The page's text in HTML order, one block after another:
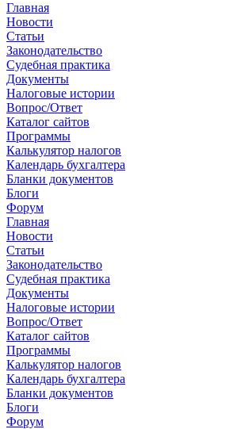
Главная
Новости
Cтатьи
Законодательство
Судебная практика
Документы
Налоговые истории
Вопрос/Ответ
Каталог сайтов
Программы
Калькулятор налогов
Календарь бухгалтера
Бланки документов
Блоги
Форум
Главная
Новости
Cтатьи
Законодательство
Судебная практика
Документы
Налоговые истории
Вопрос/Ответ
Каталог сайтов
Программы
Калькулятор налогов
Календарь бухгалтера
Бланки документов
Блоги
Форум